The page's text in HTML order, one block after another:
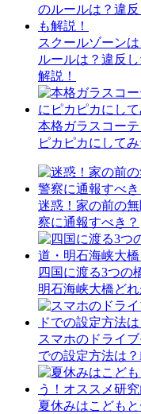
スクールゾーン
ルールは？違反
解説！
本格ガラスコー
ピカピカにしてみ
迷惑！家の前の
察に通報すべき？
四国に渡る3つの
明石海峡大橋ど
スマホのドライ
での設定方法は
夏休みはこども